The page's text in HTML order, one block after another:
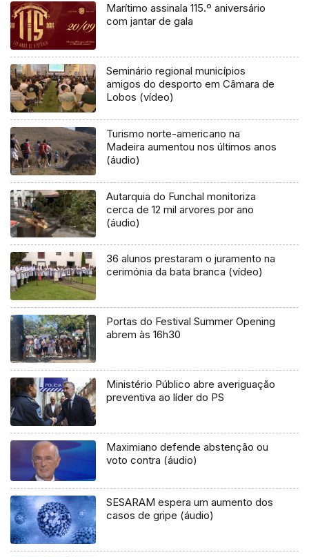
Marítimo assinala 115.º aniversário
com jantar de gala
Seminário regional municípios
amigos do desporto em Câmara de
Lobos (vídeo)
Turismo norte-americano na
Madeira aumentou nos últimos anos
(áudio)
Autarquia do Funchal monitoriza
cerca de 12 mil arvores por ano
(áudio)
36 alunos prestaram o juramento na
cerimónia da bata branca (vídeo)
Portas do Festival Summer Opening
abrem às 16h30
Ministério Público abre averiguação
preventiva ao líder do PS
Maximiano defende abstenção ou
voto contra (áudio)
SESARAM espera um aumento dos
casos de gripe (áudio)